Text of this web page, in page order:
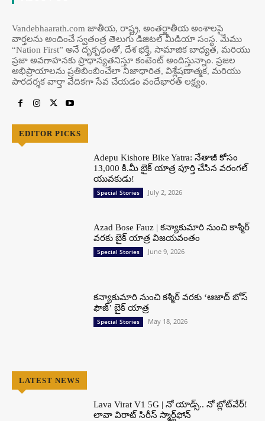
Vandebhaarath.com జాతీయ, రాష్ట్ర, అంతర్జాతీయ అంశాలపై
వార్తలను అందించే స్వతంత్ర తెలుగు డిజిటల్ మీడియా సంస్థ. మేము
“Nation First” అనే దృక్పథంతో, దేశ భక్తి, సామాజిక బాధ్యత, మరియు
ప్రజా అవగాహనకు ప్రాధాన్యతనిస్తూ కంటెంట్ అందిస్తున్నాం. ప్రజల
అభిప్రాయాలను ప్రతిబింబించేలా నిజాధారిత, విశ్లేషణాత్మక, మరియు
పారదర్శక వార్తా వేదికగా సేవ చేయడం వందేభార‌త్ ల‌క్ష్యం.
EDITOR PICKS
Adepu Kishore Bike Yatra: నేతాజీ కోసం
13,000 కి.మీ బైక్ యాత్ర పూర్తి చేసిన వరంగల్
యువకుడు!
Special Stories July 2, 2026
Azad Bose Fauz | కన్యాకుమారి నుంచి కాశ్మీర్
వరకు బైక్ యాత్ర విజయవంతం
Special Stories June 9, 2026
కన్యాకుమారి నుంచి కశ్మీర్ వరకు ‘ఆజాద్ బోస్
ఫౌజ్’ బైక్ యాత్ర
Special Stories May 18, 2026
LATEST NEWS
Lava Virat V1 5G | నో యాడ్స్.. నో బ్లోట్‌వేర్!
లావా విరాట్ సిరీస్ స్మార్ట్‌ఫోన్​